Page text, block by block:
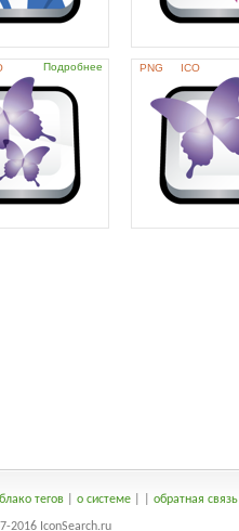
Подробнее PNG ICO
тегов| о системе| обратная связь
2016 IconSearch.ru